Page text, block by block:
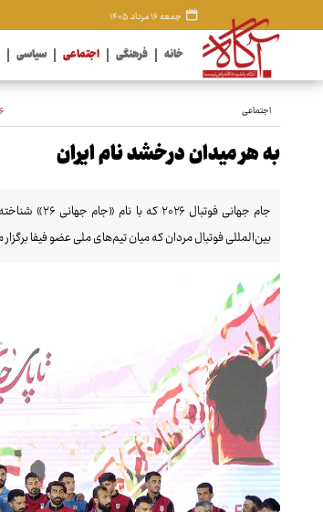
جمعه ۱۶ مرداد ۱۴۰۵
خانه فرهنگی اجتماعی سیاسی
اجتماعی ۲۶
به هر میدان درخشد نام ایران
جام جهانی
بین‌المللی فوتبال مردان که میان تیم‌های ملی عضو فیفا